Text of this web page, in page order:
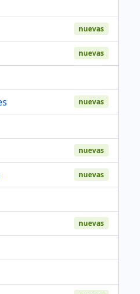
nuevas
nuevas
nuevas
nuevas
nuevas
nuevas